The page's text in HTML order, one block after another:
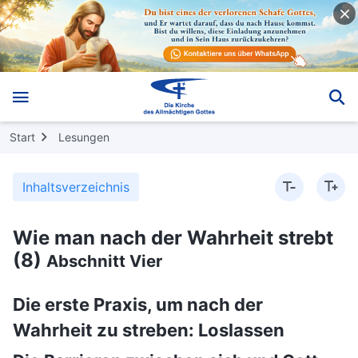
Start Lesungen
Inhaltsverzeichnis
Wie man nach der Wahrheit strebt
(8) Abschnitt Vier
Die erste Praxis, um nach der
Wahrheit zu streben: Loslassen